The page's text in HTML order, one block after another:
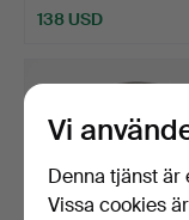
138 USD
Vi
Denna tjänst
Vissa cookies